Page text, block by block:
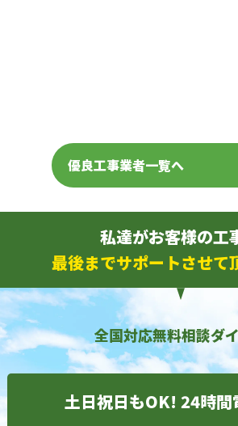
優良工事業者一覧へ
私達がお客様の工
最後までサポートさせて
全国対応無料相談ダ
土日祝日もOK! 24時間